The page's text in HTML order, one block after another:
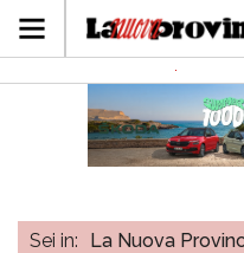
Sei in: La Nuova